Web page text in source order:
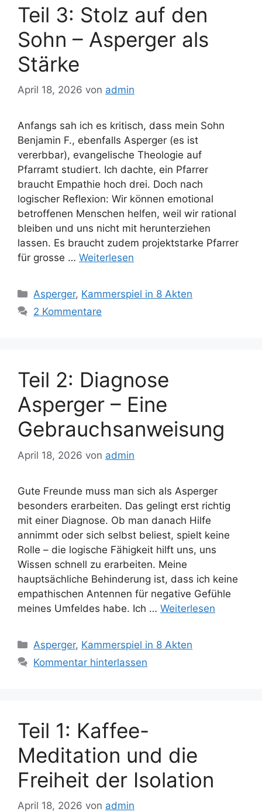
Teil 3: Stolz auf den
Sohn – Asperger als
Stärke
April 18, 2026 von admin
Anfangs sah ich es kritisch, dass mein Sohn
Benjamin F., ebenfalls Asperger (es ist
vererbbar), evangelische Theologie auf
Pfarramt studiert. Ich dachte, ein Pfarrer
braucht Empathie hoch drei. Doch nach
logischer Reflexion: Wir können emotional
betroffenen Menschen helfen, weil wir rational
bleiben und uns nicht mit herunterziehen
lassen. Es braucht zudem projektstarke Pfarrer
für grosse … Weiterlesen
Kategorien
Asperger, Kammerspiel in 8 Akten
2 Kommentare
Teil 2: Diagnose
Asperger – Eine
Gebrauchsanweisung
April 18, 2026 von admin
Gute Freunde muss man sich als Asperger
besonders erarbeiten. Das gelingt erst richtig
mit einer Diagnose. Ob man danach Hilfe
annimmt oder sich selbst beliest, spielt keine
Rolle – die logische Fähigkeit hilft uns, uns
Wissen schnell zu erarbeiten. Meine
hauptsächliche Behinderung ist, dass ich keine
empathischen Antennen für negative Gefühle
meines Umfeldes habe. Ich … Weiterlesen
Kategorien
Asperger, Kammerspiel in 8 Akten
Kommentar hinterlassen
Teil 1: Kaffee-
Meditation und die
Freiheit der Isolation
April 18, 2026 von admin